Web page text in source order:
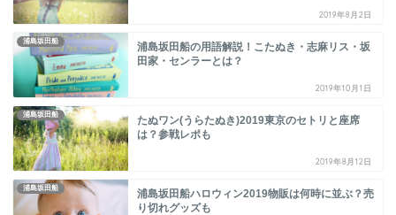
2019年8月2日
浦島坂田船
浦島坂田船の用語解説！こたぬき・志麻リス・坂
田家・センラーとは？
2019年10月1日
浦島坂田船
たぬワン(うらたぬき)2019東京のセトリと座席
は？参戦レポも
2019年8月12日
浦島坂田船
浦島坂田船ハロウィン2019物販は何時に並ぶ？売
り切れグッズも